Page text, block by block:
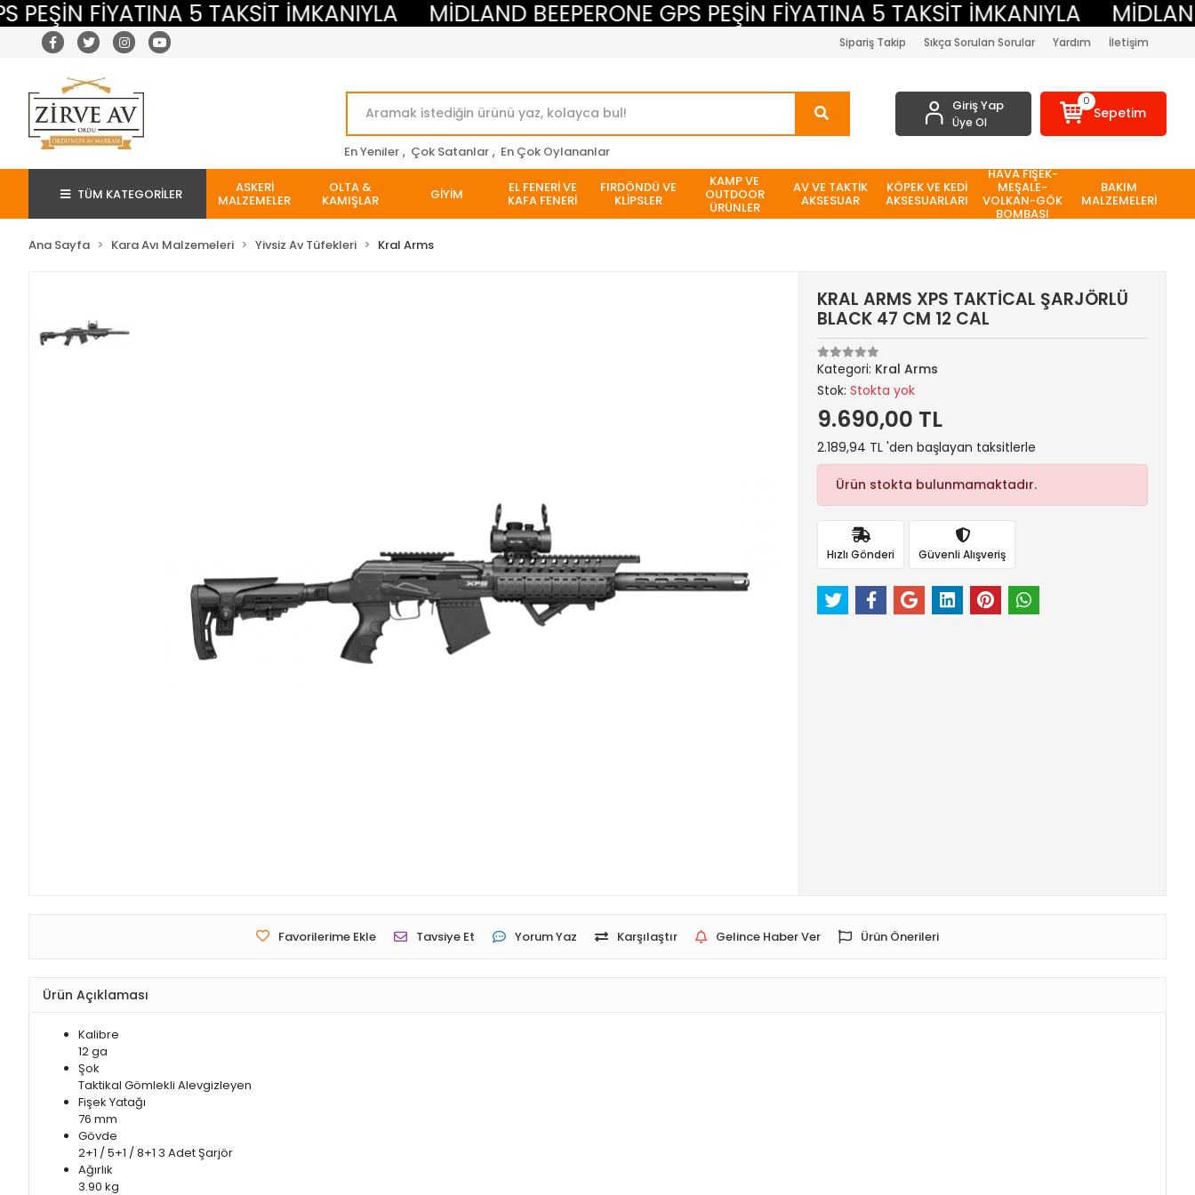
FİYATINA 5 TAKSİT İMKANIYLA MİDLAND BEEPERONE GPS PEŞİN FİYATINA 5 TAKSİT İMKANIYLA MİDLAND
Sipariş Takip Sıkça Sorulan Sorular Yardım İletişim
En Yeniler , Çok Satanlar , En Çok Oylananlar
Giriş Yap
Üye Ol
0
Sepetim
TÜM KATEGORİLER ASKERİ
MALZEMELER
OLTA &
KAMIŞLAR GİYİM EL FENERİ VE
KAFA FENERİ
FIRDÖNDÜ VE
KLİPSLER
KAMP VE
OUTDOOR
ÜRÜNLER
AV VE TAKTİK
AKSESUAR
KÖPEK VE KEDİ
AKSESUARLARI
HAVA FİŞEK-
MEŞALE-
VOLKAN-GÖK
BOMBASI
BAKIM
MALZEMELERİ
Ana Sayfa Kara Avı Malzemeleri Yivsiz Av Tüfekleri Kral Arms
KRAL ARMS XPS TAKTİCAL ŞARJÖRLÜ
BLACK 47 CM 12 CAL
Kategori: Kral Arms
Stok:Stokta yok
9.690,00 TL
2.189,94 TL 'den başlayan taksitlerle
Ürün stokta bulunmamaktadır.
Hızlı Gönderi Güvenli Alışveriş
Favorilerime Ekle Tavsiye Et Yorum Yaz Karşılaştır Gelince Haber Ver Ürün Önerileri
Ürün Açıklaması
Kalibre
12 ga
Şok
Taktikal Gömlekli Alevgizleyen
Fişek Yatağı
76 mm
Gövde
2+1 / 5+1 / 8+1 3 Adet Şarjör
Ağırlık
3.90 kg